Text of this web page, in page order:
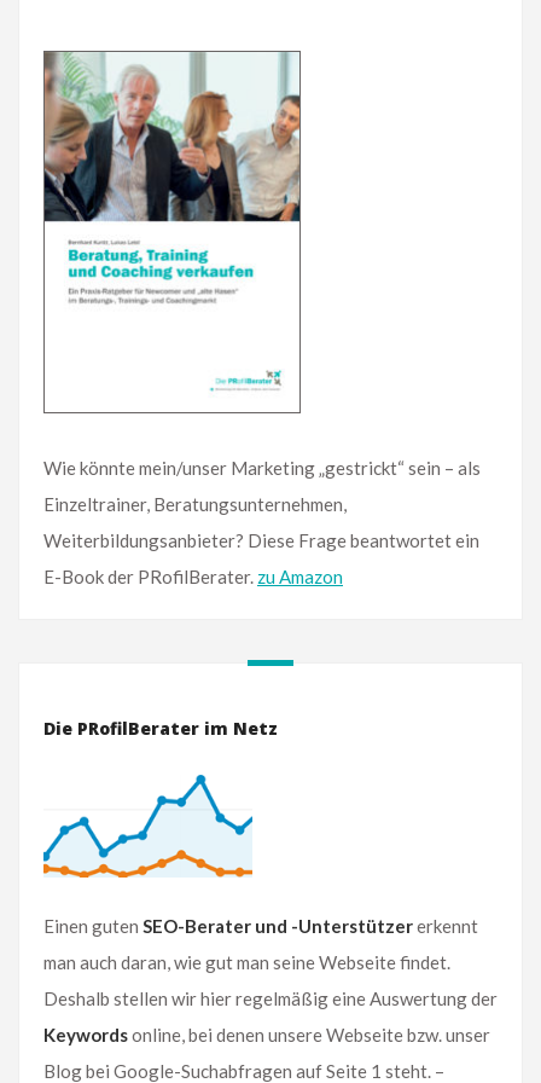
Wie könnte mein/unser Marketing „gestrickt“ sein – als
Einzeltrainer, Beratungsunternehmen,
Weiterbildungsanbieter? Diese Frage beantwortet ein
E-Book der PRofilBerater. zu Amazon
Die PRofilBerater im Netz
Einen guten SEO-Berater und -Unterstützererkennt
man auch daran, wie gut man seine Webseite findet.
Deshalb stellen wir hier regelmäßig eine Auswertung der
Keywordsonline, bei denen unsere Webseite bzw. unser
Blog bei Google-Suchabfragen auf Seite 1 steht. –